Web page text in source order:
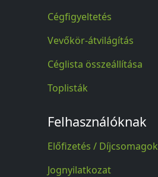
Cégfigyeltetés
Vevőkör-átvilágítás
Céglista összeállítása
Toplisták
Felhasználóknak
Előfizetés / Díjcsomagok
Jognyilatkozat